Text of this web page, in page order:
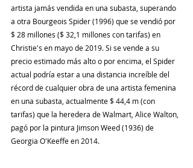
artista jamás vendida en una subasta, superando
a otra Bourgeois Spider (1996) que se vendió por
$ 28 millones ($ 32,1 millones con tarifas) en
Christie's en mayo de 2019. Si se vende a su
precio estimado más alto o por encima, el Spider
actual podría estar a una distancia increíble del
récord de cualquier obra de una artista femenina
en una subasta, actualmente $ 44,4 m (con
tarifas) que la heredera de Walmart, Alice Walton,
pagó por la pintura Jimson Weed (1936) de
Georgia O'Keeffe en 2014.